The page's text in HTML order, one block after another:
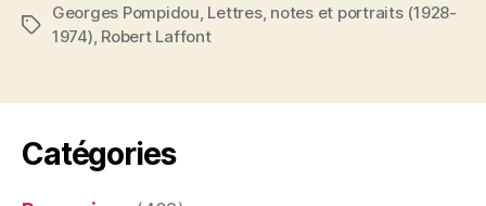
Étiquettes
Georges Pompidou Lettres, notes et portraits (1928-
1974) Robert Laffont
Catégories